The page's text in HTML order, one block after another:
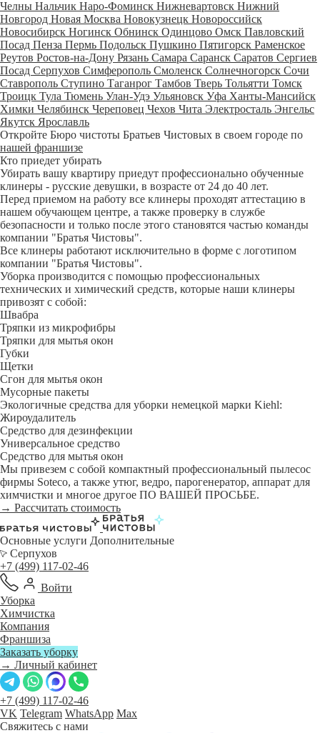
Челны Нальчик Наро-Фоминск Нижневартовск Нижний
Новгород Новая Москва Новокузнецк Новороссийск
Новосибирск Ногинск Обнинск Одинцово Омск Павловский
Посад Пенза Пермь Подольск Пушкино Пятигорск Раменское
Реутов Ростов-на-Дону Рязань Самара Саранск Саратов Сергиев
Посад Серпухов Симферополь Смоленск Солнечногорск Сочи
Ставрополь Ступино Таганрог Тамбов Тверь Тольятти Томск
Троицк Тула Тюмень Улан-Удэ Ульяновск Уфа Ханты-Мансийск
Химки Челябинск Череповец Чехов Чита Электросталь Энгельс
Якутск Ярославль
Откройте Бюро чистоты Братьев Чистовых в своем городе по
нашей франшизе
Кто приедет убирать
Убирать вашу квартиру приедут профессионально обученные
клинеры - русские девушки, в возрасте от 24 до 40 лет.
Перед приемом на работу все клинеры проходят аттестацию в
нашем обучающем центре, а также проверку в службе
безопасности и только после этого становятся частью команды
компании "Братья Чистовы".
Все клинеры работают исключительно в форме с логотипом
компании "Братья Чистовы".
Уборка производится с помощью профессиональных
технических и химический средств, которые наши клинеры
привозят с собой:
Швабра
Тряпки из микрофибры
Тряпки для мытья окон
Губки
Щетки
Сгон для мытья окон
Мусорные пакеты
Экологичные средства для уборки немецкой марки Kiehl:
Жироудалитель
Средство для дезинфекции
Универсальное средство
Средство для мытья окон
Мы привезем с собой компактный профессиональный пылесос
фирмы Soteco, а также утюг, ведро, парогенератор, аппарат для
химчистки и многое другое ПО ВАШЕЙ ПРОСЬБЕ.
→ Рассчитать стоимость
Основные услуги Дополнительные
Серпухов
+7 (499) 117-02-46
Войти
Уборка
Химчистка
Компания
Франшиза
Заказать уборку
→ Личный кабинет
+7 (499) 117-02-46
VK Telegram WhatsApp Max
Свяжитесь с нами